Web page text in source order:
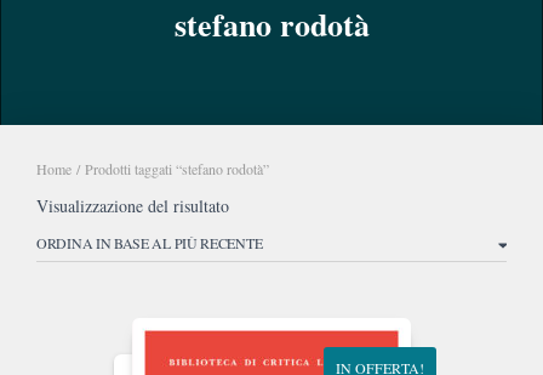
stefano rodotà
Home / Prodotti taggati “stefano rodotà”
Visualizzazione del risultato
IN OFFERTA!